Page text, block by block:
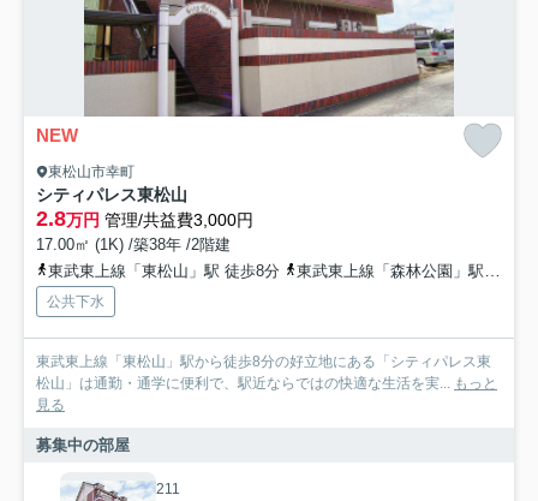
NEW
東松山市幸町
シティパレス東松山
2.8万円 管理/共益費3,000円
17.00㎡ (1K) /築38年 /2階建
東武東上線「東松山」駅 徒歩8分
東武東上線「森林公園」駅 徒歩37分
公共下水
東武東上線「東松山」駅から徒歩8分の好立地にある「シティパレス東
松山」は通勤・通学に便利で、駅近ならではの快適な生活を実... もっと
見る
募集中の部屋
211